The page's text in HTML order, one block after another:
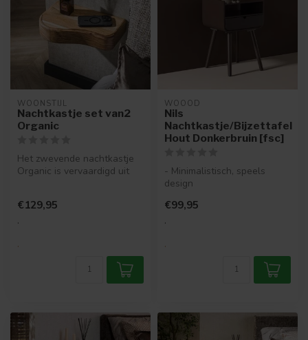
WOONSTIJL
Nachtkastje set van2
Organic
Het zwevende nachtkastje
Organic is vervaardigd uit
€129,95
.
.
WOOOD
Nils
Nachtkastje/Bijzettafel
Hout Donkerbruin [fsc]
- Minimalistisch, speels
design
en nerftekeningen
- ...
€99,95
.
.